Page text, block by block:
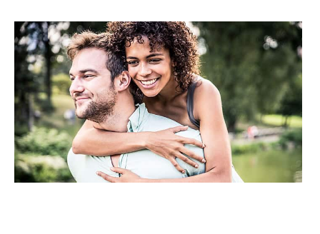
לאנשי המקצוע
HE (IL)